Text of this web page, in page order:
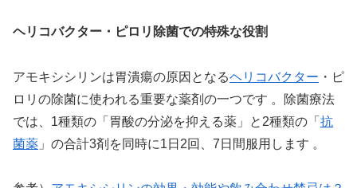
ヘリコバクター・ピロリ除菌での特殊な役割
アモキシシリンは胃潰瘍の原因となるヘリコバクター ・ピ
ロリの除菌に使われる重要な薬剤の一つです 。除菌療法
では、1種類の「胃酸の分泌を抑える薬」と2種類の「 抗
菌薬 」の合計3剤を同時に1日2回、7日間服用します 。